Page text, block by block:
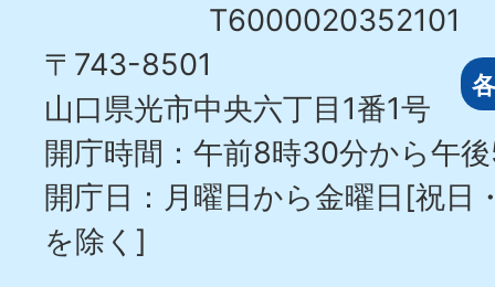
T6000020352101
〒743-8501
山口県光市中央六丁目1番1号
開庁時間：午前8時30分から午
開庁日：月曜日から金曜日[祝日
を除く]